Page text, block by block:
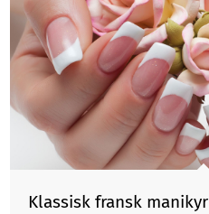
Klassisk fransk manikyr